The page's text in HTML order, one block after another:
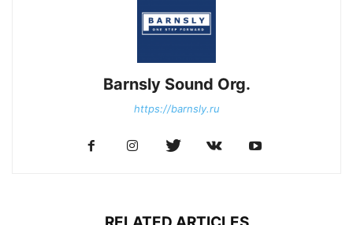
Barnsly Sound Org.
https://barnsly.ru